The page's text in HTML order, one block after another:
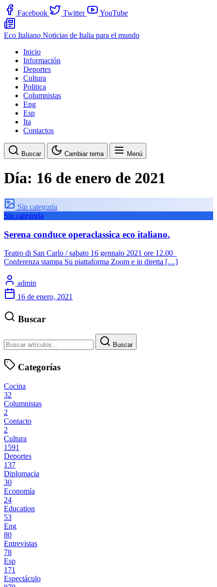
Facebook Twitter YouTube
Eco Italiano Noticias de Italia para el mundo
Inicio
Información
Deportes
Cultura
Politica
Columnistas
Eng
Esp
Ita
Contactos
Buscar Cambiar tema Menú
Día: 16 de enero de 2021
Sin categoría
Sin categoría
Serena conduce operaclassica eco italiano.
Teatro di San Carlo / sabato 16 gennaio 2021 ore 12.00
Conferenza stampa Su piattaforma Zoom e in diretta […]
admin
16 de enero, 2021
Buscar
Buscar
Categorías
Cocina
32
Columnistas
2
Contacto
2
Cultura
1591
Deportes
137
Diplomacia
30
Economía
24
Education
53
Eng
80
Entrevistas
78
Esp
171
Espectáculo